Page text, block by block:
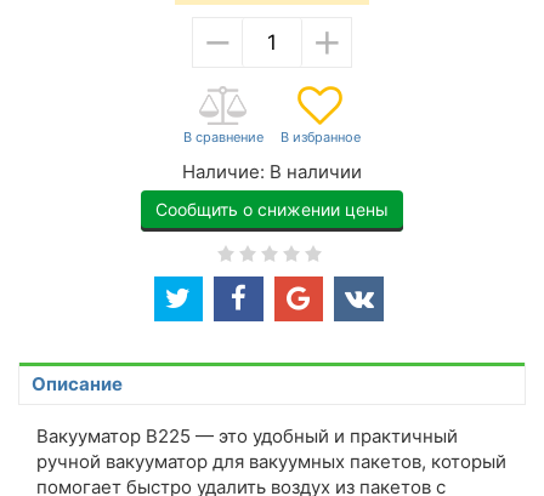
− +
Наличие: В наличии
Сообщить о снижении цены
Описание
Вакууматор B225 — это удобный и практичный
ручной вакууматор для вакуумных пакетов, который
помогает быстро удалить воздух из пакетов с